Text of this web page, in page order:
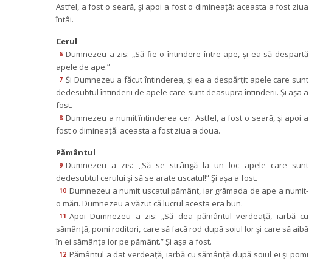
Astfel, a fost o seară, şi apoi a fost o dimineaţă: aceasta a fost ziua
întâi.
Cerul
6 Dumnezeu a zis: „Să fie o întindere între ape, şi ea să despartă
apele de ape.”
7 Şi Dumnezeu a făcut întinderea, şi ea a despărţit apele care sunt
dedesubtul întinderii de apele care sunt deasupra întinderii. Şi aşa a
fost.
8 Dumnezeu a numit întinderea cer. Astfel, a fost o seară, şi apoi a
fost o dimineaţă: aceasta a fost ziua a doua.
Pământul
9 Dumnezeu a zis: „Să se strângă la un loc apele care sunt
dedesubtul cerului şi să se arate uscatul!” Şi aşa a fost.
10 Dumnezeu a numit uscatul pământ, iar grămada de ape a numit-
o mări. Dumnezeu a văzut că lucrul acesta era bun.
11 Apoi Dumnezeu a zis: „Să dea pământul verdeaţă, iarbă cu
ămânţă, pomi roditori, care să facă rod după soiul lor şi care să aibă
în ei sămânţa lor pe pământ.” Şi aşa a fost.
12 Pământul a dat verdeaţă, iarbă cu sămânţă după soiul ei şi pomi